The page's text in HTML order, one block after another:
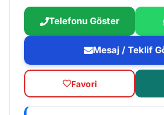
Telefonu Göster
Mesaj / Teklif
Favori